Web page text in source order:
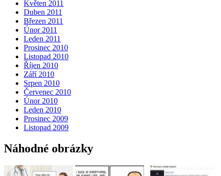
Květen 2011
Duben 2011
Březen 2011
Únor 2011
Leden 2011
Prosinec 2010
Listopad 2010
Říjen 2010
Září 2010
Srpen 2010
Červenec 2010
Únor 2010
Leden 2010
Prosinec 2009
Listopad 2009
Náhodné obrázky